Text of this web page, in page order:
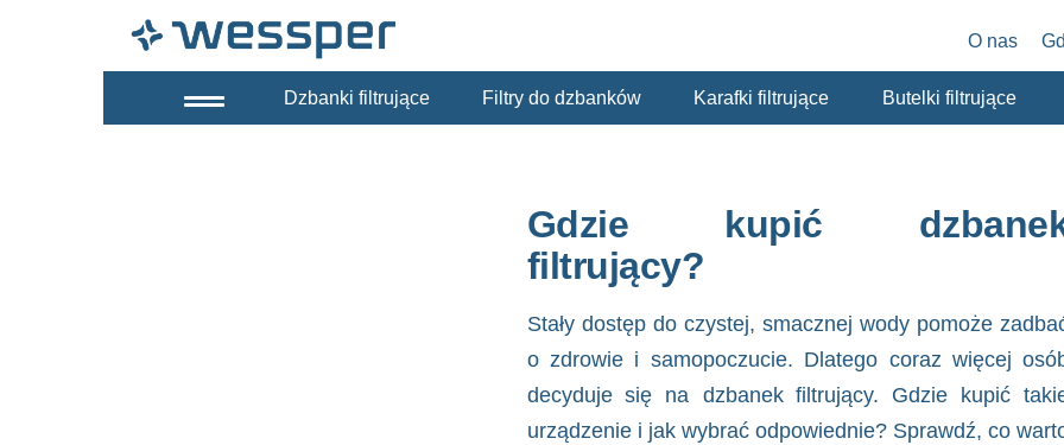
O nas
Dzbanki filtrujące Filtry do dzbanków Karafki filtrujące Butelki filtrujące
Gdzie kupić
filtrujący?
Stały dostęp do czystej, smacznej wody pomoże
o zdrowie i samopoczucie. Dlatego coraz więcej
decyduje się na dzbanek filtrujący. Gdzie kupić
urządzenie i jak wybrać odpowiednie? Sprawdź, co